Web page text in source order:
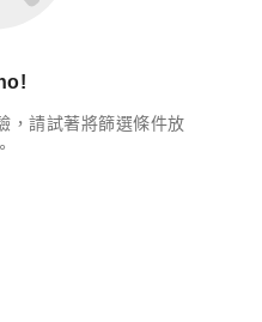
，請試著將篩選條件放